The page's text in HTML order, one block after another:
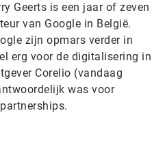
Geerts is een jaar of zeven
van Google in België.
zijn opmars verder in
erg voor de digitalisering in
Corelio (vandaag
was voor